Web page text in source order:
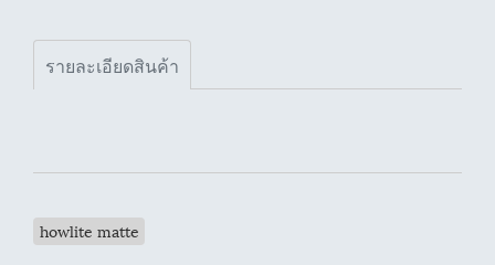
รายละเอียดสินค้า
howlite matte